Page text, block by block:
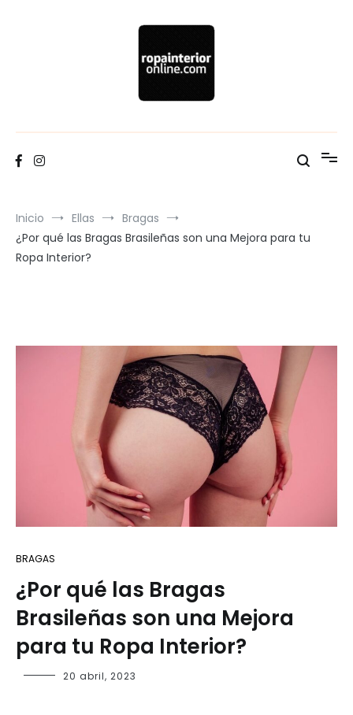
Inicio Ellas
Bragas
¿Por qué las Bragas Brasileñas son una Mejora para tu
Ropa Interior?
BRAGAS
¿Por qué las Bragas
Brasileñas son una Mejora
para tu Ropa Interior?
20 abril, 2023